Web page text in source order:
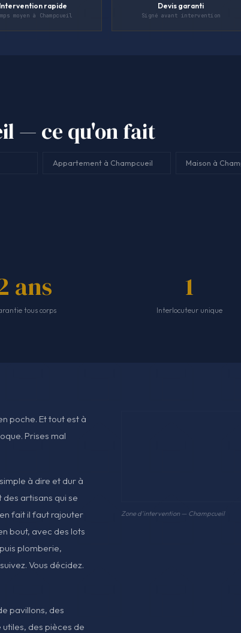
Intervention rapide
moyen à Champcueil
Devis garanti
Signé avant intervention
— ce qu'on fait
Appartement à Champcueil Maison à
ans
tous corps
1
Interlocuteur unique
poche. Et tout est à
Prises mal
à dire et dur à
des artisans qui se
fait il faut rajouter
bout, avec des lots
plomberie,
Vous décidez.
pavillons, des
des pièces de
Zone d'intervention — Champcueil